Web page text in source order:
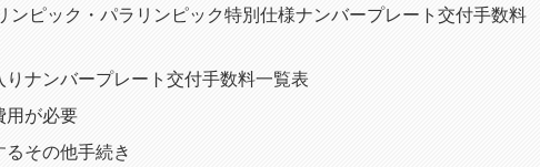
ンピック・パラリンピック特別仕様ナンバープレート交付手数料
りナンバープレート交付手数料一覧表
用が必要
その他手続き